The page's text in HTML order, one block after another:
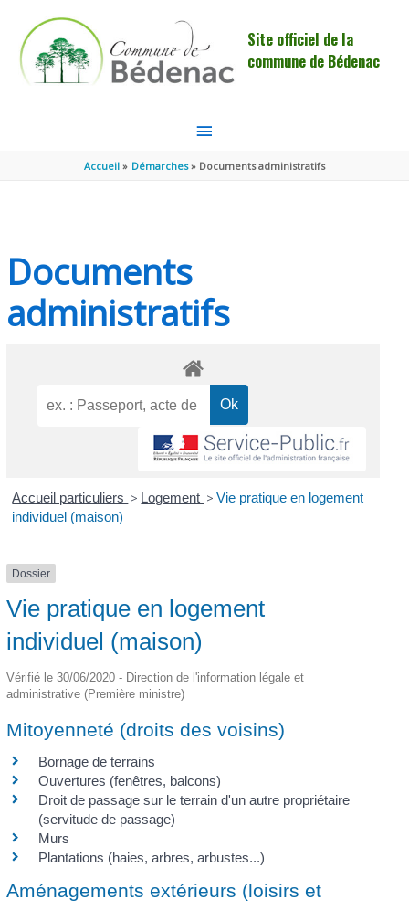
Site officiel de la
commune de Bédenac
MENU
PRINCIPAL
Accueil Démarches Documents administratifs
Documents
administratifs
Accueil particuliers > Logement > Vie pratique en logement
individuel (maison)
Dossier
Vie pratique en logement
individuel (maison)
Vérifié le 30/06/2020 - Direction de l'information légale et
administrative (Première ministre)
Mitoyenneté (droits des voisins)
Bornage de terrains
Ouvertures (fenêtres, balcons)
Droit de passage sur le terrain d'un autre propriétaire
(servitude de passage)
Murs
Plantations (haies, arbres, arbustes...)
Aménagements extérieurs (loisirs et